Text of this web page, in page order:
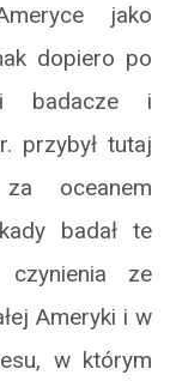
jako
dopiero po
badacze i
przybył tutaj
oceanem
badał te
ze
Ameryki i w
w którym